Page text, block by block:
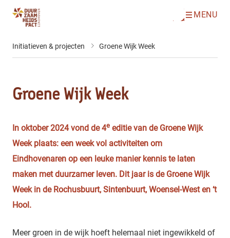
Direct naar de inhoud
O
MENU
Initiatieven & projecten Groene Wijk Week
Groene Wijk Week
In oktober 2024 vond de 4e editie van de Groene Wijk
Week plaats: een week vol activiteiten om
Eindhovenaren op een leuke manier kennis te laten
maken met duurzamer leven. Dit jaar is de Groene Wijk
Week in de Rochusbuurt, Sintenbuurt, Woensel-West en ‘t
Hool.
Meer groen in de wijk hoeft helemaal niet ingewikkeld of